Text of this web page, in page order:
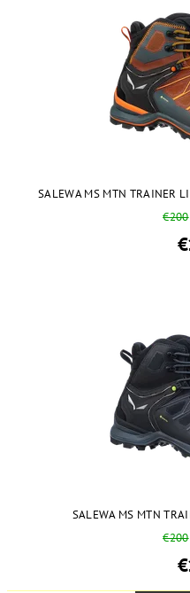
SALEWA MS MTN TRAINER
€200
SALEWA MS MTN
€200